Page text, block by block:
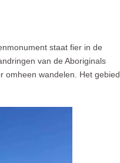
staat fier in de
van de Aboriginals
wandelen. Het gebied,